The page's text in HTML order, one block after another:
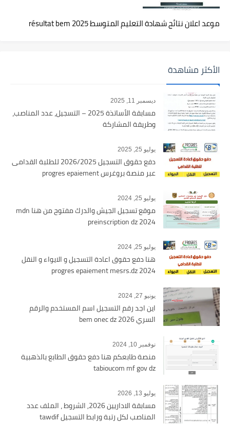
موعد اعلان نتائج شهادة التعليم المتوسط 2025 résultat bem
الأكثر مشاهدة
ديسمبر 11, 2025
مسابقة الأساتذة 2025 – التسجيل، عدد المناصب،
وطريقة المشاركة
يوليو 25, 2025
دفع حقوق التسجيل 2026/2025 للطلبة القدامى
عبر منصة بروغرس progres epaiement
يوليو 25, 2024
موقع تسجيل الجيش والدرك مفتوح من هنا mdn
preinscription dz 2024
يوليو 25, 2024
هنا دفع حقوق اعادة التسجيل و الايواء و النقل
2024 progres epaiement mesrs.dz
يونيو 27, 2024
اين اجد رقم التسجيل اسم المستخدم والرقم
السري bem onec dz 2026
نوفمبر 10, 2024
منصة طابعكم هنا دفع حقوق الطابع بالذهبية
tabioucom mf gov dz
يوليو 13, 2026
مسابقة الاداريين 2026, الشروط ، الملف عدد
المناصب لكل رتبة ورابط التسجيل tawdif